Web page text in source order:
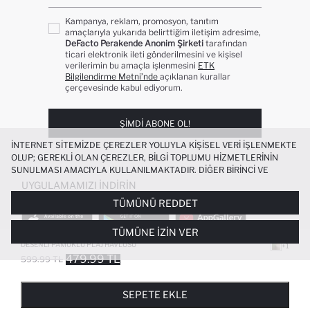
DESENLI PAMUKLU PLAJ HAVLUSU
599.99 TL 479.99 TL
+1
SEPETE EKLE
Kampanya, reklam, promosyon, tanıtım
amaçlarıyla yukarıda belirttiğim iletişim adresime,
DeFacto Perakende Anonim Şirketi tarafından
ticari elektronik ileti gönderilmesini ve kişisel
verilerimin bu amaçla işlenmesini ETK
Bilgilendirme Metni’nde açıklanan kurallar
çerçevesinde kabul ediyorum.
ŞIMDI ABONE OL!
UYGULAMAMIZI İNDIRIN
POPÜLER KATEGORILER
KADIN BEYAZ TIŞÖRT
İNTERNET SITEMIZDE ÇEREZLER YOLUYLA KIŞISEL VERI IŞLENMEKTE
OLUP; GEREKLI OLAN ÇEREZLER, BILGI TOPLUMU HIZMETLERININ
SUNULMASI AMACIYLA KULLANILMAKTADIR. DIĞER BIRINCI VE
ÜÇÜNCÜ TARAF ÇEREZLER ISE SIZE DAHA IYI BIR ALIŞVERIŞ
DENEYIMI SUNULABILMESI, SITEMIZIN DAHA IŞLEVSEL KILINMASI VE
KIŞISELLEŞTIRMESI VE AÇIK RIZA VERMENIZ HALINDE, SIZLERE
YÖNELIK PAZARLAMA FAALIYETLERININ YAPILMASI AMAÇLARIYLA
SINIRLI OLARAK KULLANILACAKTIR. ÇEREZLERE DAIR TERCIHLERINIZI
ÇEREZ TERCIHLERIPANELI ARACILIĞIYLA HER ZAMAN YÖNETEBILIR,
ÇEREZLERLE ILGILI DAHA DETAYLI BILGIYE
TÜMÜNÜ REDDET
TÜMÜNE İZIN VER